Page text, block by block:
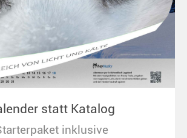
statt Katalog
inklusive